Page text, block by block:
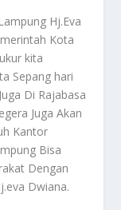
Hj.Eva
Kota
kita
Sepang hari
Di Rajabasa
Juga Akan
Kantor
Bisa
Dengan
Dwiana.